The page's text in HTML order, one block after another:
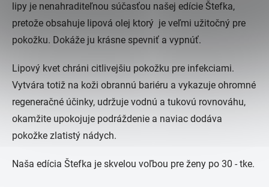
lipy je nenahraditeľnou súčasťou našej edície Štefka,
pretože obsahuje lipová olej ktorý je veľmi užitočný pre
pokožku. Dokáže ju krásne spevniť a vypnúť.
Lipový kvet chráni citlivejšiu pokožku pre infekciami.
Vytvára totiž na koži obrannú bariéru a vykazuje ohromné
regeneračné účinky, udržuje vodnú a tukovú rovnováhu,
okamžite upokojuje podráždenie a naviac dodáva
pokožke zlatistý nádych.
Naša edícia Štefka je skvelou voľbou pre ženy po 30 - tke.